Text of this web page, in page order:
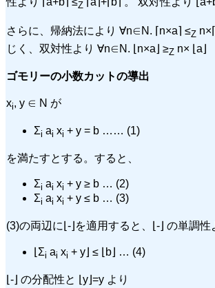
Z
さらに、帰納法により ∀n∈N. ⌈n×a⌉ ≤Z
じく、双対性より ∀n∈N. ⌊n×a⌋ ≥Z n× ⌊a⌋
ゴモリーの小数カットの導出
xi, y ∈ N が
Σi ai xi + y = b …… (1)
を満たすとする。すると、
Σi ai xi + y ≥ b … (2)
Σi ai xi + y ≤ b … (3)
(3)の両辺に⌊-⌋を適用すると、⌊-⌋ の単調性
⌊Σi ai xi + y⌋ ≤ ⌊b⌋ … (4)
⌊-⌋ の分配性と ⌊y⌋=y より